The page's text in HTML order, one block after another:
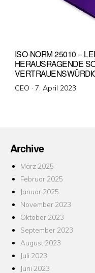
ISO-NORM 25010 –
HERAUSRAGENDE
CEO · Veröffentlicht
7. April 2023
Archive
März 2025
Februar 2025
Januar 2025
November 2023
Oktober 2023
September 2023
August 2023
Juli 2023
Juni 2023